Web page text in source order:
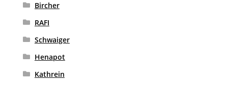
Bircher
RAFI
Schwaiger
Henapot
Kathrein